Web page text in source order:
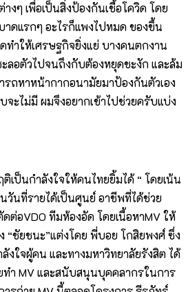
งๆ เพื่อเป็นสิ่งป้องกันเชื้อโควิด โดย
าดแรกๆ อะไรก็แพงไปหมด ของขึ้น
ทำให้เศรษฐกิจยิ่งแย่ บางคนตกงาน
ลอตัวไปจนถึงกับต้องหยุดชะงัก และล้ม
รถหาหน้ากากอนามัยมาป้องกันตัวเอง
จะไม่มี ผมจึงอยากเข้าไปช่วยครับแบ่ง
เป็นกำลังใจให้คนไทยยิ้มได้ “ โดยเน้น
วันที่รายได้เป็นศูนย์ อาชีพที่ได้ช่วย
ต่อVDO ทีมห้องอัด โดยเนื้อหาMV ให้
“ชัยชนะ”แต่งโดย พี่บอย โกสิยพงศ์ ซึ่ง
งใจผู้คน และทางมหาวิทยาลัยรังสิต ได้
ทำ MV และสนับสนุนบุคคลากรในการ